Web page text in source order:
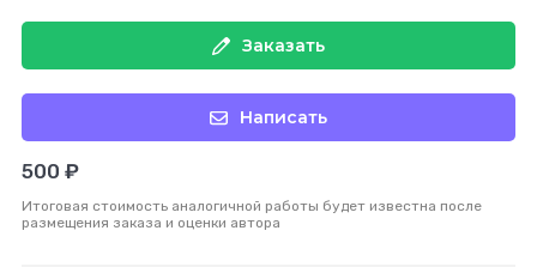
Заказать
Написать
500 ₽
Итоговая стоимость аналогичной работы будет известна после
размещения заказа и оценки автора